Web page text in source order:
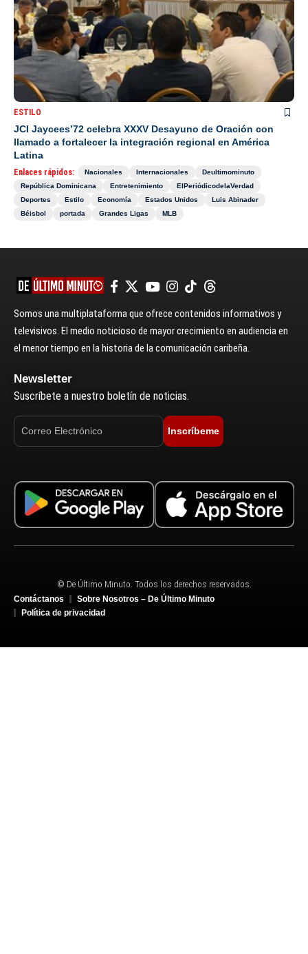
ESTILO
JCI Jaycees’72 celebra XXXV Desayuno de Oración con
llamado a fortalecer la integración regional en América
Latina
Enlaces rápidos: Nacionales Internacionales
Deultimominuto
República Dominicana
Entretenimiento
ElPeriódicodelaVerdad
Deportes
Estilo Economía Estados Unidos
Luis Abinader
Béisbol
portada Grandes Ligas MLB
Somos una multiplataforma que ofrece contenidos informativos y
televisivos. El medio noticioso de mayor crecimiento en audiencia en
el menor tiempo en la historia de la comunicación caribeña.
Newsletter
Suscríbete a nuestro boletín de noticias.
Inscríbeme
© De Último Minuto. Todos los derechos reservados.
Contáctanos
Sobre Nosotros – De Último Minuto
Política de privacidad